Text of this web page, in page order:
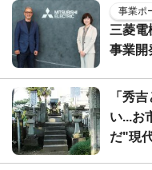
事業ポ
三菱電
事業開
「秀
い...お
だ"現